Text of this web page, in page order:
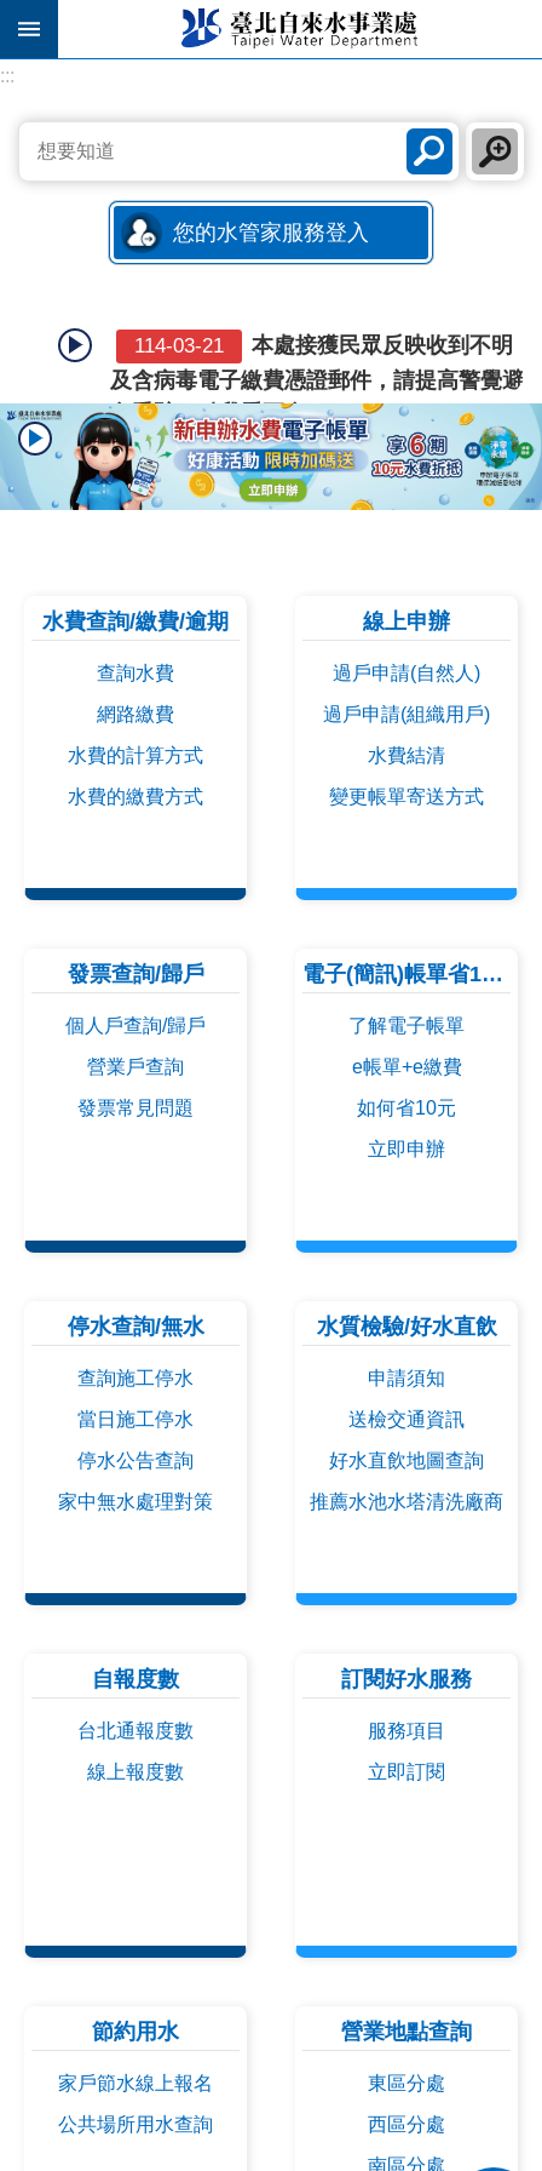
跳到主要內容區塊
:::
您的水管家服務登入
114-03-21
本處接獲民眾反映收到不明
及含病毒電子繳費憑證郵件，請提高警覺避
免受騙！點我看更多…
115-08-10
2026年8月13日舉辦「2026
城鎮韌性（防空）演習」納入「行動網路降
速」事宜。
提供繳費服務，造成您的不便，尚祈見諒！
網路銀行將自 2026/06/29 起暫停提供繳水
費服務，恢復時間將另行公告。
114-04-14
小心！近期詐騙簡訊及釣魚
郵件頻傳 北水處請用戶提高警覺避免受騙
水費查詢/繳費/逾期
查詢水費
網路繳費
水費的計算方式
水費的繳費方式
線上申辦
過戶申請(自然人)
過戶申請(組織用戶)
水費結清
變更帳單寄送方式
發票查詢/歸戶
個人戶查詢/歸戶
營業戶查詢
發票常見問題
電子(簡訊)帳單省10元
了解電子帳單
e帳單+e繳費
如何省10元
立即申辦
停水查詢/無水
查詢施工停水
當日施工停水
停水公告查詢
家中無水處理對策
水質檢驗/好水直飲
申請須知
送檢交通資訊
好水直飲地圖查詢
推薦水池水塔清洗廠商
自報度數
台北通報度數
線上報度數
訂閱好水服務
服務項目
立即訂閱
節約用水
家戶節水線上報名
公共場所用水查詢
營業地點查詢
東區分處
西區分處
南區分處